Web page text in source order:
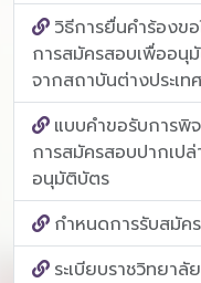
วิธีการยื่นคําร้องข
การสมัครสอบเพื่ออนุ
จากสถาบันต่างประเ
แบบคำขอรับการพิ
การสมัครสอบปากเปล่
อนุมัติบัตร
กำหนดการรับสมั
ระเบียบราชวิทยา